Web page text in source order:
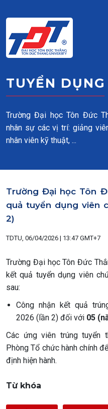
TUYỂN DỤNG
Trường Đại học Tôn Đức
nhân sự các vị trí: giảng
nhân viên kỹ thuật, ...
Trường Đại học Tôn
quả tuyển dụng viên
2)
TDTU, 06/04/2026 | 13:47 GMT+7
Trường Đại học Tôn Đức
kết quả tuyển dụng viên
sau:
Công nhận kết quả
2026 (lần 2) đối với 05
Các ứng viên trúng tuyển
Phòng Tổ chức hành chính
định hiện hành.
Từ khóa